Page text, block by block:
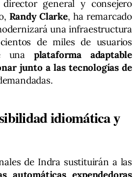
general y consejero
Randy Clarke, ha remarcado
una infraestructura
de miles de usuarios
una plataforma adaptable
junto a las tecnologías de
idiomática y
de Indra sustituirán a las